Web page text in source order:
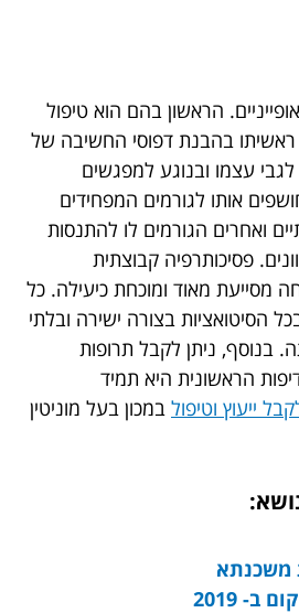
הראשון בהם הוא טיפול
ראשיתו בהבנת דפוסי החשיבה של
עצמו ובנוגע למפגשים
אותו לגורמים המפחידים
ואחרים הגורמים לו להתנסות
פסיכותרפיה קבוצתית
מסייעת מאוד ומוכחת כיעילה. כל
הסיטואציות בצורה ישירה ובלתי
בנוסף, ניתן לקבל תרופות
הראשונית היא תמיד
ייעוץ וטיפול במכון בעל מוניטין
משכנתא
2019